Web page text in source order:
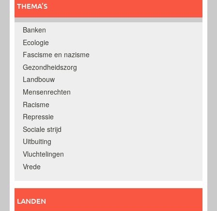
THEMA’S
Banken
Ecologie
Fascisme en nazisme
Gezondheidszorg
Landbouw
Mensenrechten
Racisme
Repressie
Sociale strijd
Uitbuiting
Vluchtelingen
Vrede
LANDEN